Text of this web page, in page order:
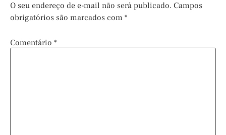
O seu endereço de e-mail não será publicado. Campos
obrigatórios são marcados com *
Comentário *